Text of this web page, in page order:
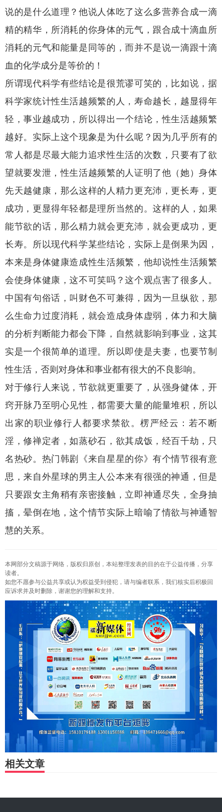
说的是什么道理？他说人体吃了这么多营养合成一滴
精的精华，所消耗的你身体的元气，跟合成十滴血所
消耗的元气和能量是同等的，而并不是说一滴跟十滴
血的化学成分是等价的！
所谓现代科学有些结论是很荒谬可笑的，比如说，据
科学家统计性生活越频繁的人，寿命越长，越显得年
轻，事业越成功，所以得出一个结论，性生活越频繁
越好。实际上这个现象是为什么呢？因为几乎所有的
常人都是尽最大能力追求性生活的次数，只要有了欲
望就要发泄，性生活越频繁的人证明了他（她）身体
先天越健康，那么这样的人精力更充沛，更长寿，更
成功，更显得年轻都是理所当然的。这样的人，如果
能节欲的话，那么精力就会更充沛，就会更成功，更
长寿。所以现代科学某些结论，实际上是倒果为因，
本来是身体健康造成性生活频繁，他却说性生活频繁
会使身体健康，这不可笑吗？这个观点害了很多人。
中国有句俗话，叫财色不可兼得，因为一旦纵欲，那
么生命力过度消耗，就会造成身体虚弱，体力和大脑
的分析判断能力都会下降，自然就影响到事业，这其
实是一个很简单的道理。所以即使是夫妻，也要节制
性生活，否则对身体和事业都有很大的不良影响。
对于修行人来说，节欲就更重要了，从强身健体，开
窍开脉乃至明心见性，都需要大量的能量堆积，所以
出家的职业修行人都要求禁欲。楞严经云：若不断
淫，修禅定者，如蒸砂石，欲其成饭，经百千劫，只
名热砂。热门韩剧《来自星星的你》有个情节很有意
思，来自外星球的男主人公本来有很强的神通，但是
只要跟女主角稍有亲密接触，立即神通尽失，全身抽
搐，晕倒在地，这个情节实际上暗喻了情欲与神通智
慧的关系。
本网部分文稿源于网络，版权归原创，本站整理发表的目的在于公益传播，分享
读者。
如您不愿参与公益共享或认为权益受到侵犯，请与编者联系，我们核实后积极回
应诉求并及时删除，谢谢您的理解和支持。
相关文章